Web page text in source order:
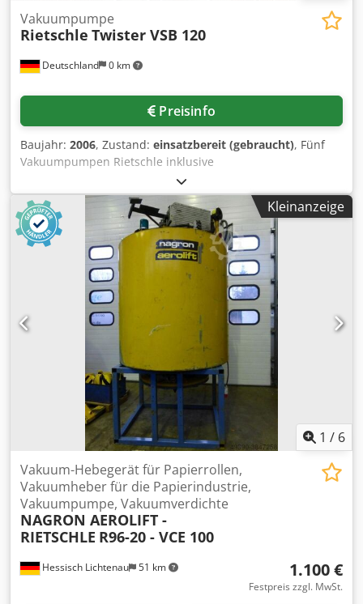
Deutschland 0 km
Vakuumpumpe
Rietschle Twister VSB 120
Preisinfo
Baujahr: 2006, Zustand: einsatzbereit (gebraucht), Fünf
Vakuumpumpen Rietschle inklusive
Vakuumpumpenstände, Schaltschrank und Zubehör
stehen zur Verfügung. 1-2) Trockenlaufende Schrauben-
Vakuumpumpe Rietschle Twister VSB 120, Baujahr: 2006,
Verwendungszweck: kontinuierliche Destillation,
Ansaugdruck: ca. 100mbar, Gegendruck: Atmosphäre,
Saugvermögen: ca. 60m³/h, max. Ansaugtemperatur: 60°C.
3-5) Drei weitere Vakuumpumpen, Baujahr: 2003. Die
Pumpen werden über einen gemeinsamen Schaltschrank
gesteuert. Dokumentation vorhanden. Eine Besichtigung
vor Ort ist möglich. Dodpfxewg E Dzs Af Tskr
Kleinanzeige
1 / 6
Hessisch Lichtenau 51 km
Vakuum-Hebegerät für Papierrollen,
Vakuumheber für die Papierindustrie,
Vakuumpumpe, Vakuumverdichte
NAGRON AEROLIFT -
RIETSCHLE R96-20 - VCE 100
1.100 €
Festpreis zzgl. MwSt.